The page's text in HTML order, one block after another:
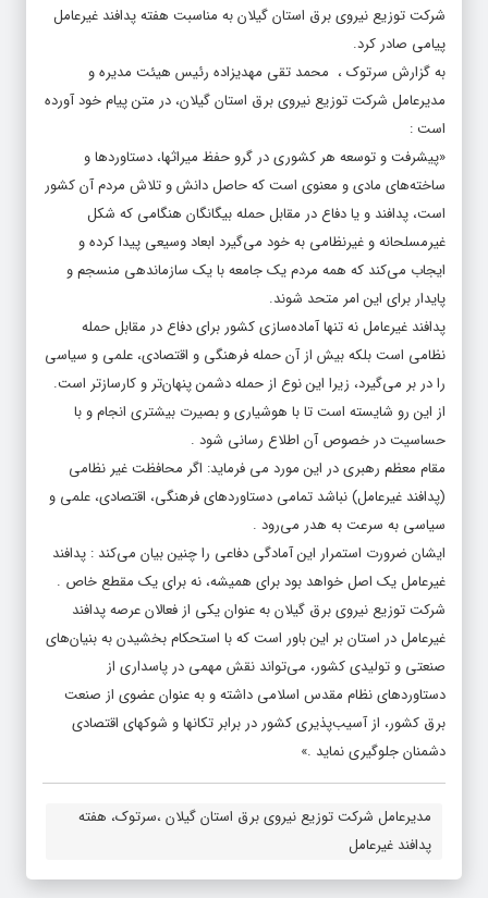
شرکت توزیع نیروی برق استان گیلان به مناسبت هفته پدافند غیرعامل
پیامی صادر کرد.
به گزارش سرتوک ، محمد تقی مهدیزاده رئیس هیئت مدیره و
مدیرعامل شرکت توزیع نیروی برق استان گیلان، در متن پیام خود آورده
است :
«پیشرفت و توسعه هر کشوری در گرو حفظ میراث‏ها، دستاوردها و
ساخته‏‌های مادی و معنوی است که حاصل دانش و تلاش مردم آن کشور
است، پدافند و یا دفاع در مقابل حمله بیگانگان هنگامی که شکل
غیرمسلحانه و غیرنظامی به خود می‌‏گیرد ابعاد وسیعی پیدا کرده و
ایجاب می‏‌کند که همه مردم یک جامعه با یک سازماندهی منسجم و
پایدار برای این امر متحد شوند.
پدافند غیرعامل نه تنها آماده‏‌سازی کشور برای دفاع در مقابل حمله
نظامی است بلکه بیش از آن حمله فرهنگی و اقتصادی، علمی و سیاسی
را در بر می‌گیرد، زیرا این نوع از حمله دشمن پنهان‌‏تر و کارسازتر است.
از این رو شایسته است تا با هوشیاری و بصیرت بیشتری انجام و با
حساسیت در خصوص آن اطلاع رسانی شود .
مقام معظم رهبری در این مورد می فرماید: اگر محافظت غیر نظامی
(پدافند غیرعامل) نباشد تمامی دستاوردهای فرهنگی، اقتصادی، علمی و
سیاسی به سرعت به هدر می‌رود .
ایشان ضرورت استمرار این آمادگی دفاعی را چنین بیان می‌کند : پدافند
غیرعامل یک اصل خواهد بود برای همیشه، نه برای یک مقطع خاص .
شرکت توزیع نیروی برق گیلان به عنوان یکی از فعالان عرصه پدافند
غیرعامل در استان بر این باور است که با استحکام بخشیدن به بنیان‏‌های
صنعتی و تولیدی کشور، می‌تواند نقش مهمی در پاسداری از
دستاوردهای نظام مقدس اسلامی داشته و به عنوان عضوی از صنعت
برق کشور، از آسیب‌‏پذیری کشور در برابر تکان‏ها و شوک‏های اقتصادی
دشمنان جلوگیری نماید .»
مدیرعامل شركت توزیع نیروی برق استان گیلان ،سرتوک، هفته
پدافند غیرعامل